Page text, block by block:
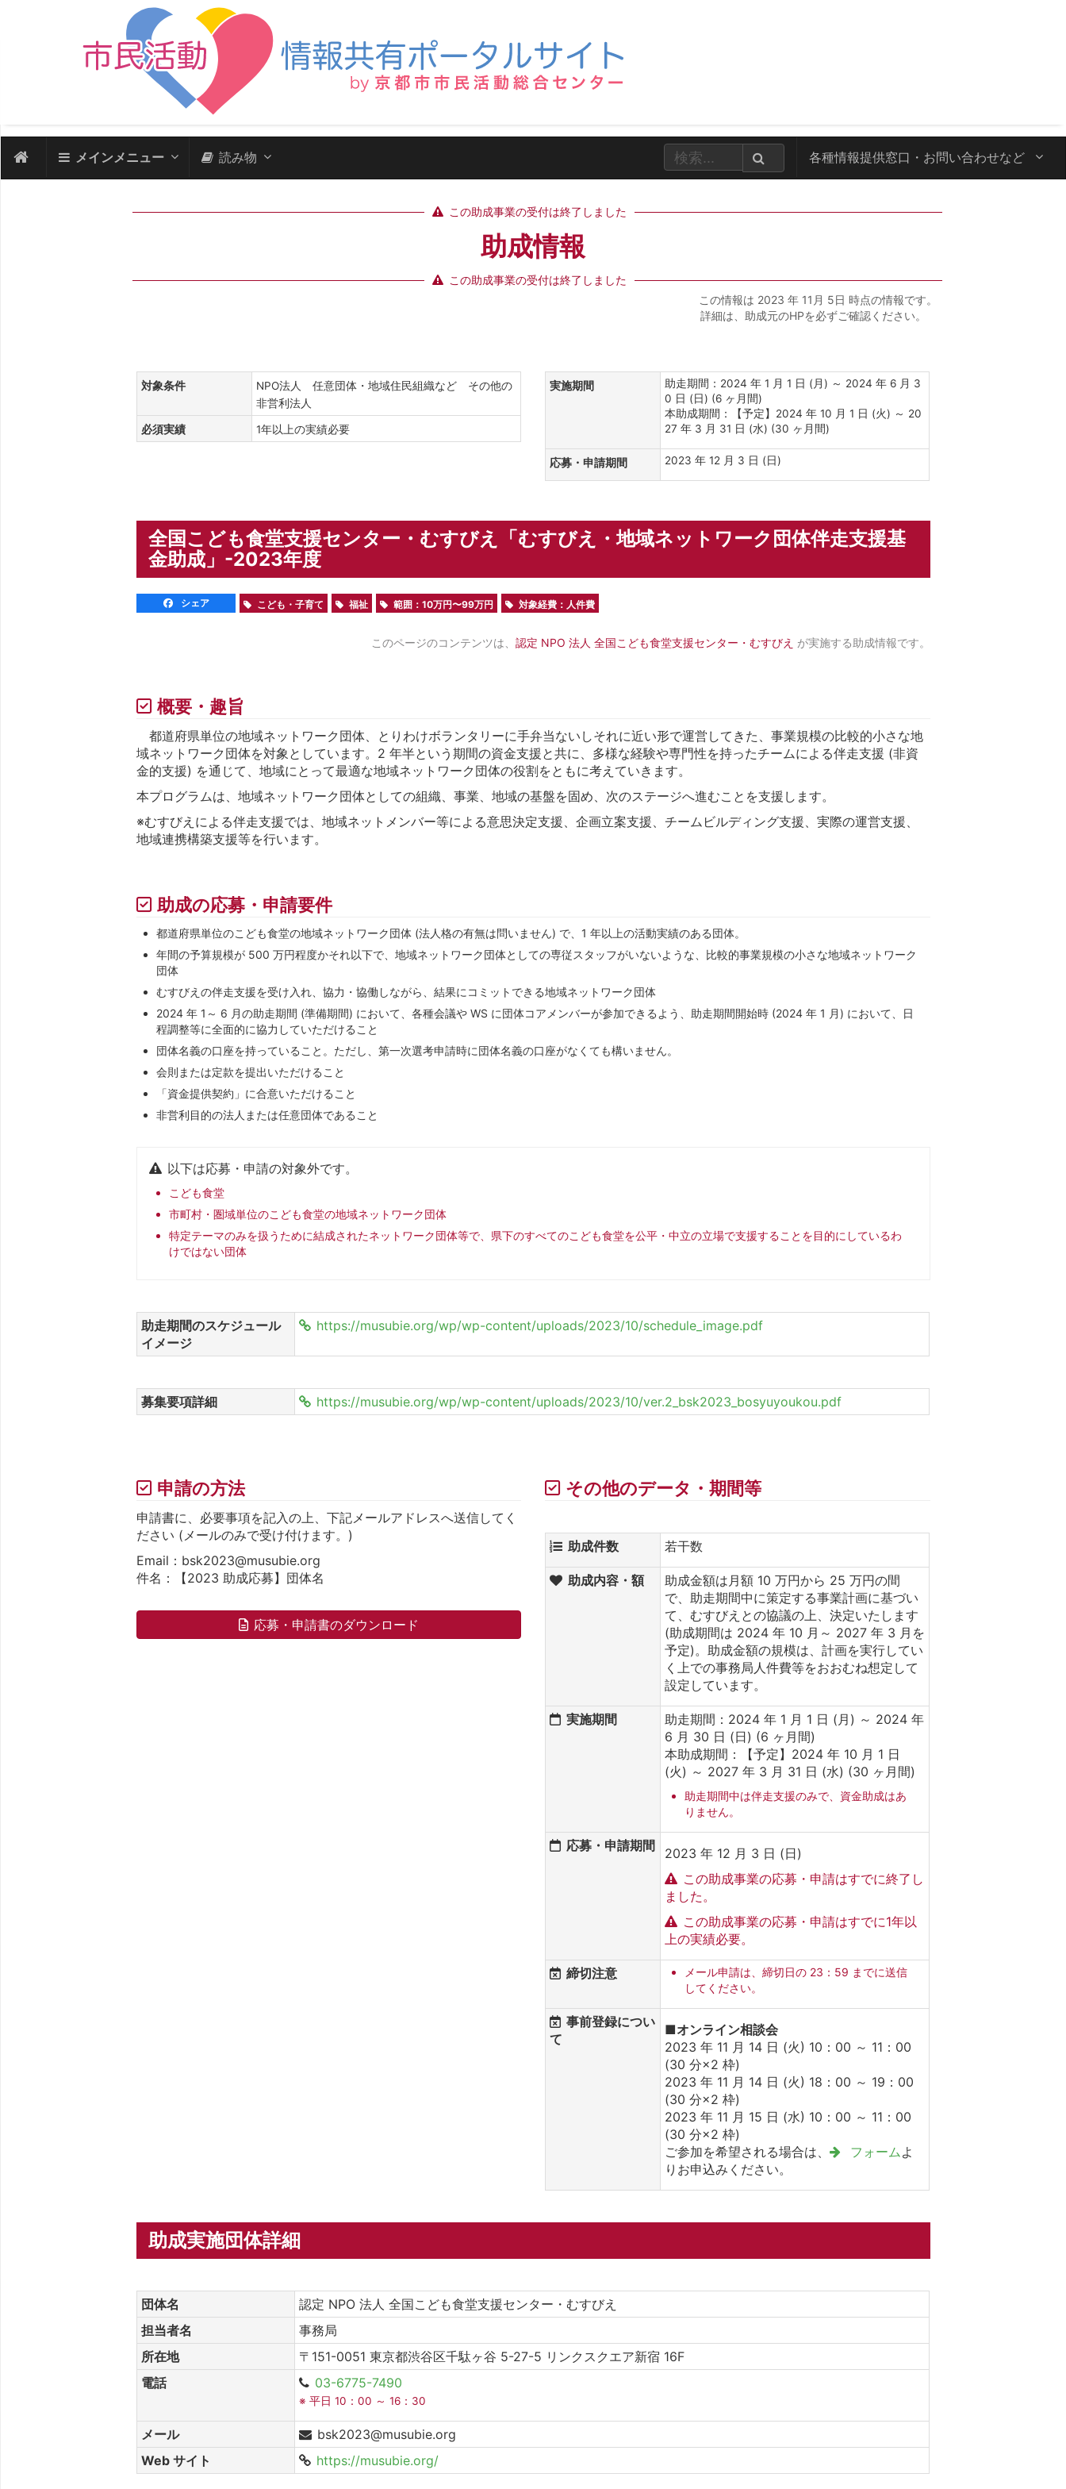
メインメニュー 読み物 各種情報提供窓口・ お問い合わせなど
この助成事業の受付は終了しました
助成情報
この助成事業の受付は終了しました
この情報は 2023 年 11月 5日 時点の情報です。
詳細は、助成元のHPを必ずご確認ください。
対象条件
NPO法人 任意団体・地域住民組織など その他の
非営利法人
必須実績 1年以上の実績必要
実施期間
助走期間：2024 年 1 月 1 日 (月) ～ 2024 年 6 月 3
0 日 (日) (6 ヶ月間)
本助成期間：【予定】2024 年 10 月 1 日 (火) ～ 20
27 年 3 月 31 日 (水) (30 ヶ月間)
応募・申請期間 2023 年 12 月 3 日 (日)
全国こども食堂支援センター・むすびえ「むすびえ・地域ネットワーク団体伴走支援基
金助成」-2023年度
シェア こども・子育て 福祉 範囲：10万円〜99万円 対象経費：人件費
このページのコンテンツは、 認定 NPO 法人 全国こども食堂支援センター・むすびえ が実施する助成情報です。
概要・趣旨
都道府県単位の地域ネットワーク団体、とりわけボランタリーに手弁当ないしそれに近い形で運営してきた、事業規模の比較的小さな地
域ネットワーク団体を対象としています。2 年半という期間の資金支援と共に、多様な経験や専門性を持ったチームによる伴走支援 (非資
金的支援) を通じて、地域にとって最適な地域ネットワーク団体の役割をともに考えていきます。
本プログラムは、地域ネットワーク団体としての組織、事業、地域の基盤を固め、次のステージへ進むことを支援します。
※むすびえによる伴走支援では、地域ネットメンバー等による意思決定支援、企画立案支援、チームビルディング支援、実際の運営支援、
地域連携構築支援等を行います。
助成の応募・申請要件
都道府県単位のこども食堂の地域ネットワーク団体 (法人格の有無は問いません) で、1 年以上の活動実績のある団体。
年間の予算規模が 500 万円程度かそれ以下で、地域ネットワーク団体としての専従スタッフがいないような、比較的事業規模の小さな地域ネットワーク
団体
むすびえの伴走支援を受け入れ、協力・協働しながら、結果にコミットできる地域ネットワーク団体
2024 年 1～ 6 月の助走期間 (準備期間) において、各種会議や WS に団体コアメンバーが参加できるよう、助走期間開始時 (2024 年 1 月) において、日
程調整等に全面的に協力していただけること
団体名義の口座を持っていること。ただし、第一次選考申請時に団体名義の口座がなくても構いません。
会則または定款を提出いただけること
「資金提供契約」に合意いただけること
非営利目的の法人または任意団体であること
以下は応募・申請の対象外です。
こども食堂
市町村・圏域単位のこども食堂の地域ネットワーク団体
特定テーマのみを扱うために結成されたネットワーク団体等で、県下のすべてのこども食堂を公平・中立の立場で支援することを目的にしているわ
けではない団体
助走期間のスケジュール
イメージ
https://musubie.org/wp/wp-content/uploads/2023/10/schedule_image.pdf
募集要項詳細 https://musubie.org/wp/wp-content/uploads/2023/10/ver.2_bsk2023_bosyuyoukou.pdf
申請の方法
申請書に、必要事項を記入の上、下記メールアドレスへ送信してく
ださい (メールのみで受け付けます。)
Email：bsk2023@musubie.org
件名：【2023 助成応募】団体名
応募・申請書のダウンロード
その他のデータ・期間等
助成件数 若干数
助成内容・額
助成金額は月額 10 万円から 25 万円の間
で、助走期間中に策定する事業計画に基づい
て、むすびえとの協議の上、決定いたします
(助成期間は 2024 年 10 月～ 2027 年 3 月を
予定)。助成金額の規模は、計画を実行してい
く上での事務局人件費等をおおむね想定して
設定しています。
実施期間
助走期間：2024 年 1 月 1 日 (月) ～ 2024 年
6 月 30 日 (日) (6 ヶ月間)
本助成期間：【予定】2024 年 10 月 1 日
(火) ～ 2027 年 3 月 31 日 (水) (30 ヶ月間)
助走期間中は伴走支援のみで、資金助成はあ
りません。
応募・申請期間
2023 年 12 月 3 日 (日)
この助成事業の応募・申請はすでに終了し
ました。
この助成事業の応募・申請はすでに1年以
上の実績必要。
締切注意
メール申請は、締切日の 23：59 までに送信
してください。
事前登録につい
て
■オンライン相談会
2023 年 11 月 14 日 (火) 10：00 ～ 11：00
(30 分×2 枠)
2023 年 11 月 14 日 (火) 18：00 ～ 19：00
(30 分×2 枠)
2023 年 11 月 15 日 (水) 10：00 ～ 11：00
(30 分×2 枠)
ご参加を希望される場合は、
フォーム よ
りお申込みください。
助成実施団体詳細
団体名
認定 NPO 法人 全国こども食堂支援センター・むすびえ
担当者名
事務局
所在地
〒151-0051 東京都渋谷区千駄ヶ谷 5-27-5 リンクスクエア新宿 16F
電話
03-6775-7490
※ 平日 10：00 ～ 16：30
メール
bsk2023@musubie.org
Web サイト
https://musubie.org/